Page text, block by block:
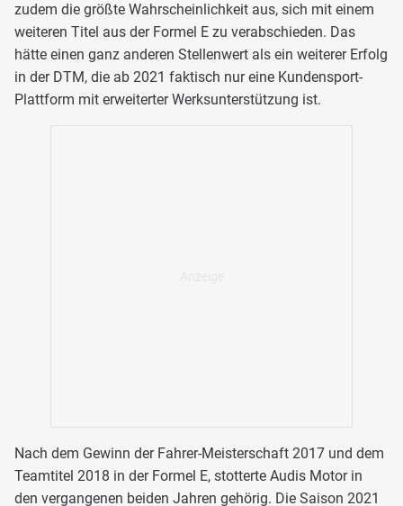
zudem die größte Wahrscheinlichkeit aus, sich mit einem
weiteren Titel aus der Formel E zu verabschieden. Das
hätte einen ganz anderen Stellenwert als ein weiterer Erfolg
in der DTM, die ab 2021 faktisch nur eine Kundensport-
Plattform mit erweiterter Werksunterstützung ist.
Nach dem Gewinn der Fahrer-Meisterschaft 2017 und dem
Teamtitel 2018 in der Formel E, stotterte Audis Motor in
den vergangenen beiden Jahren gehörig. Die Saison 2021